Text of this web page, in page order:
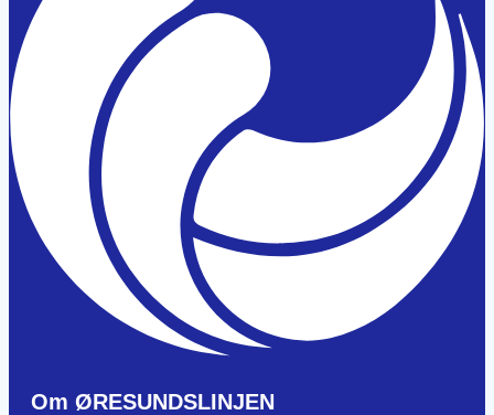
Om ØRESUNDSLINJEN